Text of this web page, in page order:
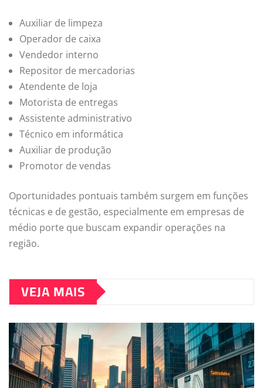
Auxiliar de limpeza
Operador de caixa
Vendedor interno
Repositor de mercadorias
Atendente de loja
Motorista de entregas
Assistente administrativo
Técnico em informática
Auxiliar de produção
Promotor de vendas
Oportunidades pontuais também surgem em funções
técnicas e de gestão, especialmente em empresas de
médio porte que buscam expandir operações na
região.
VEJA MAIS